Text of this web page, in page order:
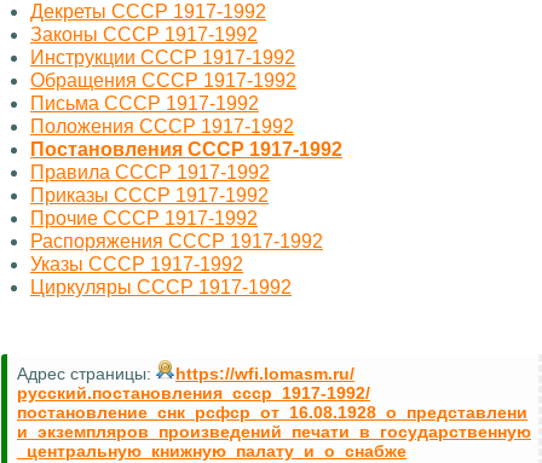
Декреты СССР 1917-1992
Законы СССР 1917-1992
Инструкции СССР 1917-1992
Обращения СССР 1917-1992
Письма СССР 1917-1992
Положения СССР 1917-1992
Постановления СССР 1917-1992
Правила СССР 1917-1992
Приказы СССР 1917-1992
Прочие СССР 1917-1992
Распоряжения СССР 1917-1992
Указы СССР 1917-1992
Циркуляры СССР 1917-1992
Адрес страницы:
https://wfi.lomasm.ru/
русский.постановления_ссср_1917-1992/
постановление_снк_рсфср_от_16.08.1928_о_представлени
и_экземпляров_произведений_печати_в_государственную
_центральную_книжную_палату_и_о_снабже